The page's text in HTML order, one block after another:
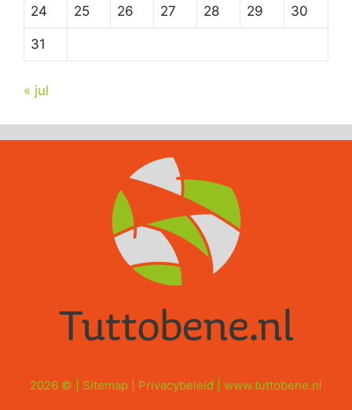
24 25 26 27 28 29 30
31
« jul
2026 © | Sitemap Privacybeleid www.tuttobene.nl